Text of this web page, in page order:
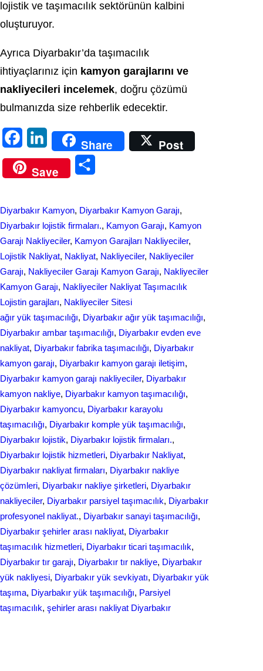
lojistik ve taşımacılık sektörünün kalbini
oluşturuyor.
Ayrıca Diyarbakır’da taşımacılık
ihtiyaçlarınız için kamyon garajlarını ve
nakliyecileri incelemek, doğru çözümü
bulmanızda size rehberlik edecektir.
a
c
o
o
k
i
n
d
I
n
Share
Post
Save
r
e
Diyarbakır Kamyon, Diyarbakır Kamyon Garajı
Diyarbakır lojistik firmaları., Kamyon Garajı, Kamyon
Garajı Nakliyeciler, Kamyon Garajları Nakliyeciler
Lojistik Nakliyat, Nakliyat, Nakliyeciler, Nakliyeciler
Garajı, Nakliyeciler Garajı Kamyon Garajı, Nakliyeciler
Kamyon Garajı, Nakliyeciler Nakliyat Taşımacılık
Lojistin garajları, Nakliyeciler Sitesi
ağır yük taşımacılığı, Diyarbakır ağır yük taşımacılığı
Diyarbakır ambar taşımacılığı, Diyarbakır evden eve
nakliyat, Diyarbakır fabrika taşımacılığı, Diyarbakır
kamyon garajı, Diyarbakır kamyon garajı iletişim
Diyarbakır kamyon garajı nakliyeciler, Diyarbakır
kamyon nakliye, Diyarbakır kamyon taşımacılığı
Diyarbakır kamyoncu, Diyarbakır karayolu
taşımacılığı, Diyarbakır komple yük taşımacılığı
Diyarbakır lojistik, Diyarbakır lojistik firmaları.
Diyarbakır lojistik hizmetleri, Diyarbakır Nakliyat
Diyarbakır nakliyat firmaları, Diyarbakır nakliye
çözümleri, Diyarbakır nakliye şirketleri, Diyarbakır
nakliyeciler, Diyarbakır parsiyel taşımacılık, Diyarbakır
profesyonel nakliyat., Diyarbakır sanayi taşımacılığı
Diyarbakır şehirler arası nakliyat, Diyarbakır
taşımacılık hizmetleri, Diyarbakır ticari taşımacılık
Diyarbakır tır garajı, Diyarbakır tır nakliye, Diyarbakır
yük nakliyesi, Diyarbakır yük sevkiyatı, Diyarbakır yük
taşıma, Diyarbakır yük taşımacılığı, Parsiyel
taşımacılık, şehirler arası nakliyat Diyarbakır